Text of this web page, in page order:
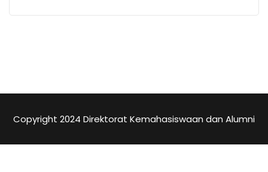
Copyright 2024 Direktorat Kemahasiswaan dan Alumni